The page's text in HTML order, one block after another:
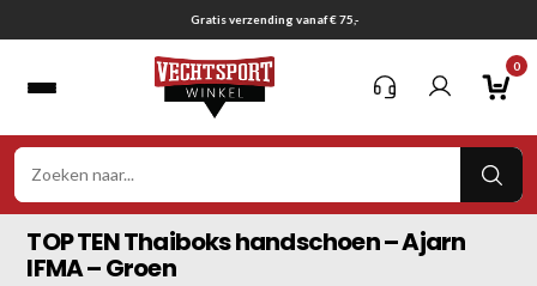
naar
Gratis verzending vanaf € 75,-
0
TOP TEN Thaiboks handschoen – Ajarn
IFMA – Groen